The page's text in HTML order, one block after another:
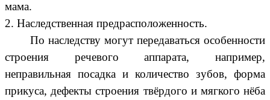
мама.
2. Наследственная предрасположенность.
По наследству могут передаваться особенности
строения речевого аппарата, например,
неправильная посадка и количество зубов, форма
прикуса, дефекты строения твёрдого и мягкого нёба